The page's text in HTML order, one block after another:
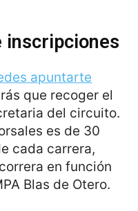
inscripciones
apuntarte
que recoger el
del circuito.
es de 30
cada carrera,
en función
Blas de Otero.